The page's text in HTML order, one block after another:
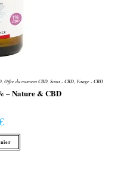
Offre du moment CBD Soins - CBD Visage - CBD
– Nature & CBD